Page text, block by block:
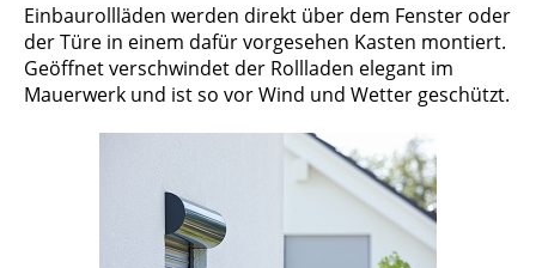
Einbaurollläden werden direkt über dem Fenster oder
der Türe in einem dafür vorgesehen Kasten montiert.
Geöffnet verschwindet der Rollladen elegant im
Mauerwerk und ist so vor Wind und Wetter geschützt.